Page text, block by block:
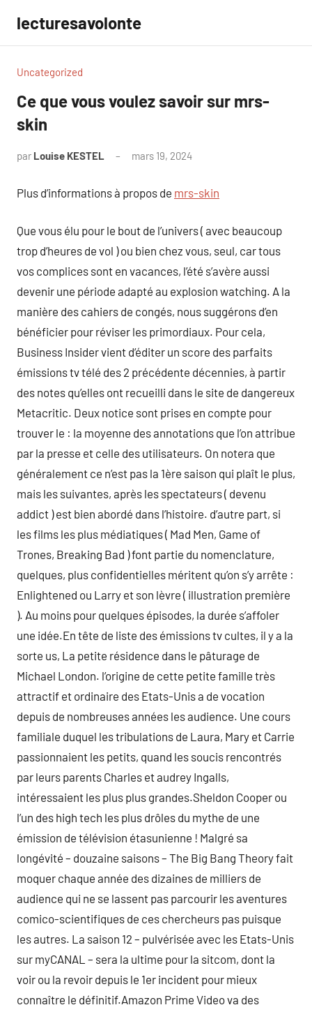
contenu
lecturesavolonte
Uncategorized
Ce que vous voulez savoir sur mrs-
skin
par Louise KESTEL mars 19, 2024
Plus d’informations à propos de mrs-skin
Que vous élu pour le bout de l’univers ( avec beaucoup
trop d’heures de vol ) ou bien chez vous, seul, car tous
vos complices sont en vacances, l’été s’avère aussi
devenir une période adapté au explosion watching. A la
manière des cahiers de congés, nous suggérons d’en
bénéficier pour réviser les primordiaux. Pour cela,
Business Insider vient d’éditer un score des parfaits
émissions tv télé des 2 précédente décennies, à partir
des notes qu’elles ont recueilli dans le site de dangereux
Metacritic. Deux notice sont prises en compte pour
trouver le : la moyenne des annotations que l’on attribue
par la presse et celle des utilisateurs. On notera que
généralement ce n’est pas la 1ère saison qui plaît le plus,
mais les suivantes, après les spectateurs ( devenu
addict ) est bien abordé dans l’histoire. d’autre part, si
les films les plus médiatiques ( Mad Men, Game of
Trones, Breaking Bad ) font partie du nomenclature,
quelques, plus confidentielles méritent qu’on s’y arrête :
Enlightened ou Larry et son lèvre ( illustration première
). Au moins pour quelques épisodes, la durée s’affoler
une idée.En tête de liste des émissions tv cultes, il y a la
sorte us, La petite résidence dans le pâturage de
Michael London. l’origine de cette petite famille très
attractif et ordinaire des Etats-Unis a de vocation
depuis de nombreuses années les audience. Une cours
familiale duquel les tribulations de Laura, Mary et Carrie
passionnaient les petits, quand les soucis rencontrés
par leurs parents Charles et audrey Ingalls,
intéressaient les plus plus grandes.Sheldon Cooper ou
l’un des high tech les plus drôles du mythe de une
émission de télévision étasunienne ! Malgré sa
longévité – douzaine saisons – The Big Bang Theory fait
moquer chaque année des dizaines de milliers de
audience qui ne se lassent pas parcourir les aventures
comico-scientifiques de ces chercheurs pas puisque
les autres. La saison 12 – pulvérisée avec les Etats-Unis
sur myCANAL – sera la ultime pour la sitcom, dont la
voir ou la revoir depuis le 1er incident pour mieux
connaître le définitif.Amazon Prime Video va des